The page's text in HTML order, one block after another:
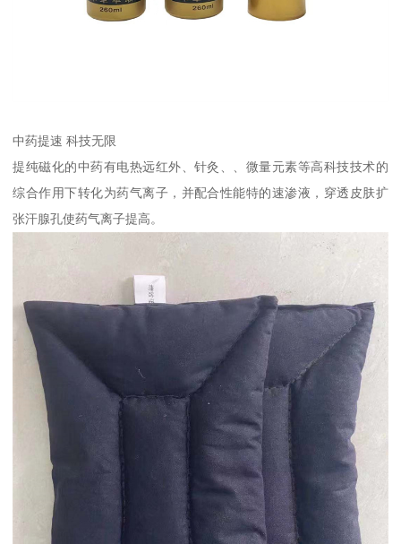
中药提速 科技无限
提纯磁化的中药有电热远红外、针灸、、微量元素等高科技技术的
综合作用下转化为药气离子，并配合性能特的速渗液，穿透皮肤扩
张汗腺孔使药气离子提高。